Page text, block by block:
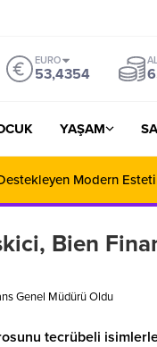
EURO
53,4354
YAŞAM
Önce Bilinmesi
Bien
Genel Müdürü Oldu
tecrübeli isimlerle